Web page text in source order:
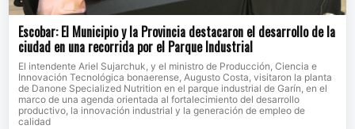
Escobar: El Municipio y la Provincia destacaron el desarrollo de la
ciudad en una recorrida por el Parque Industrial
El intendente Ariel Sujarchuk, y el ministro de Producción, Ciencia e
Innovación Tecnológica bonaerense, Augusto Costa, visitaron la planta
de Danone Specialized Nutrition en el parque industrial de Garín, en el
marco de una agenda orientada al fortalecimiento del desarrollo
productivo, la innovación industrial y la generación de empleo de
calidad